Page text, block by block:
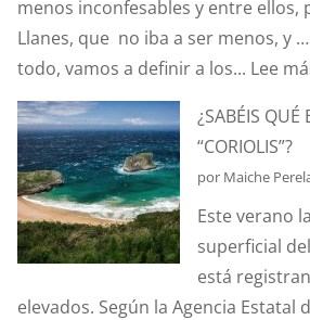
menos inconfesables y entre ellos,
Llanes, que no iba a ser menos, y
todo, vamos a definir a los... Lee
¿SABÉIS QUÉ
“CORIOLIS”?
por Maiche
Este verano
superficial
está
elevados. Según la Agencia Estatal